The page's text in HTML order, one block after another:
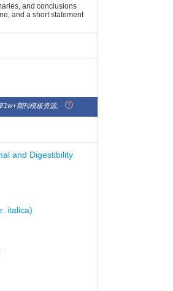
and conclusions
and a short statement
1w+期刊模板资源。
and Digestibility
italica)